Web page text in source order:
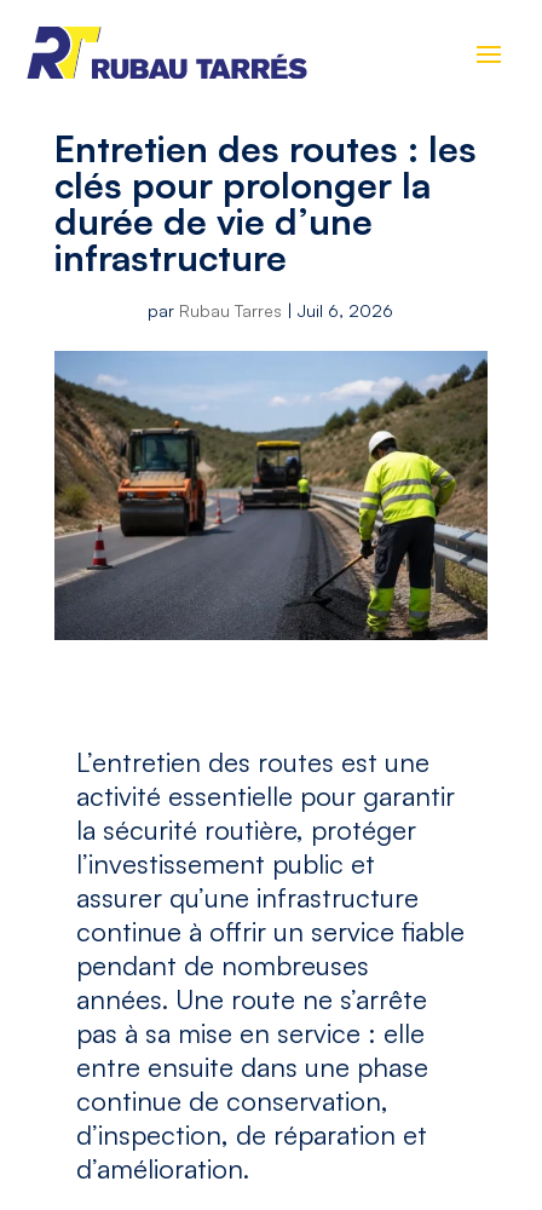
Entretien des routes : les
clés pour prolonger la
durée de vie d’une
infrastructure
par Rubau Tarres |Juil 6, 2026
L’entretien des routes est une
activité essentielle pour garantir
la sécurité routière, protéger
l’investissement public et
assurer qu’une infrastructure
continue à offrir un service fiable
pendant de nombreuses
années. Une route ne s’arrête
pas à sa mise en service : elle
entre ensuite dans une phase
continue de conservation,
d’inspection, de réparation et
d’amélioration.